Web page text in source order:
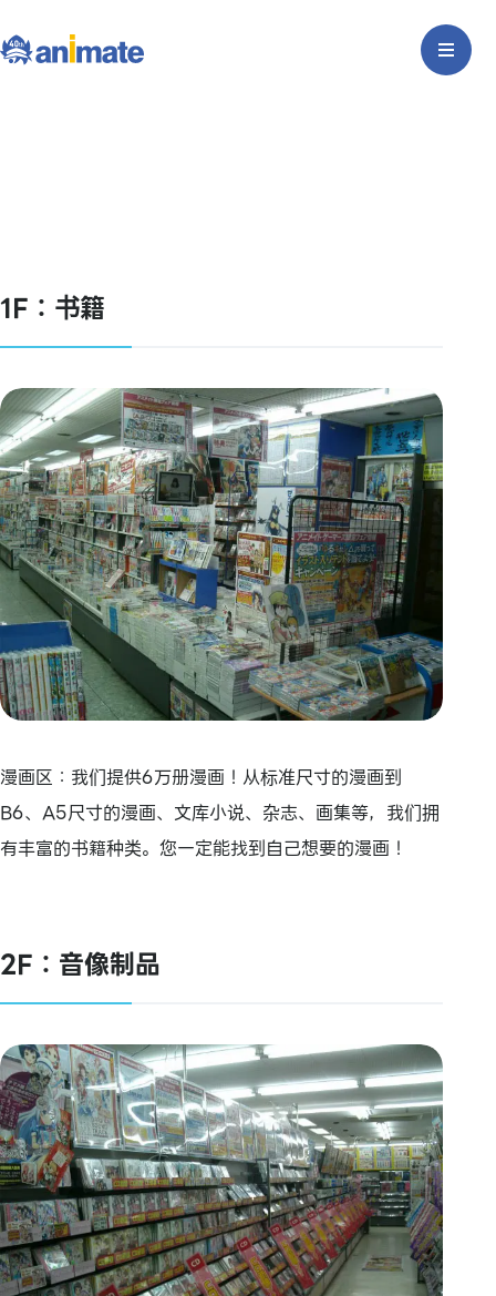
1F：书籍
漫画区：我们提供6万册漫画！从标准尺寸的漫画到
B6、A5尺寸的漫画、文库小说、杂志、画集等，我们拥
有丰富的书籍种类。您一定能找到自己想要的漫画！
2F：音像制品